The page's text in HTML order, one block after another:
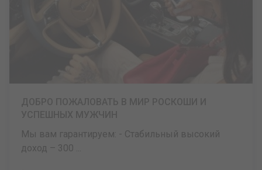
Мы вам гарантируем: - Стабильный высокий
доход – 300 ...